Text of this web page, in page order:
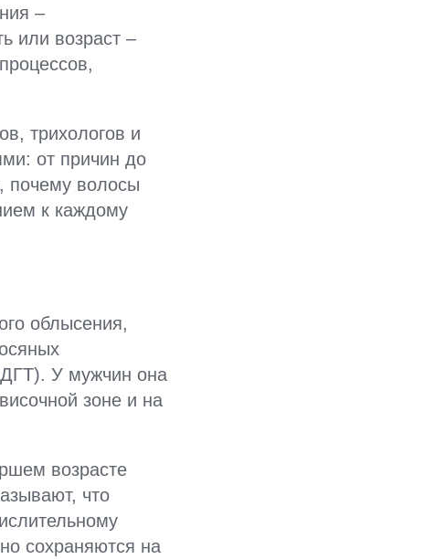
–
или возраст –
трихологов и
от причин до
почему волосы
к каждому
облысения,
У мужчин она
зоне и на
возрасте
что
сохраняются на